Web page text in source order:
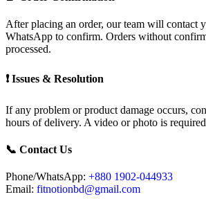
After placing an order, our team will contact
WhatsApp to confirm. Orders without
processed.
❗ Issues & Resolution
If any problem or product damage occurs,
hours of delivery. A video or photo is
📞 Contact Us
Phone/WhatsApp: +880 1902-044933
Email: fitnotionbd@gmail.com